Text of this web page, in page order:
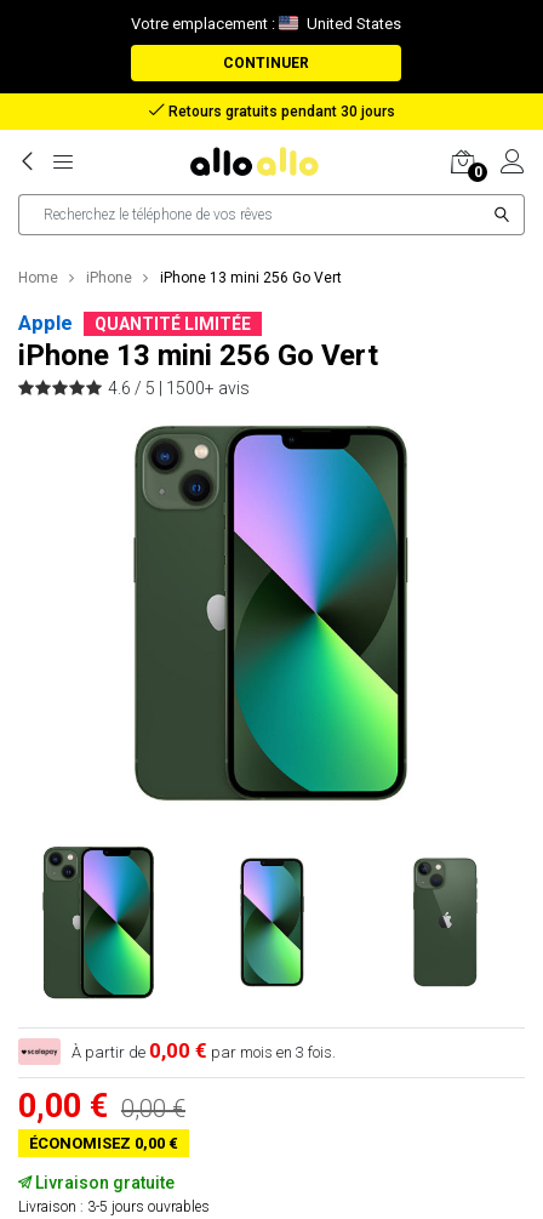
Votre emplacement : United States
CONTINUER
Remboursement en cas de perte de colis
0
Home iPhone iPhone 13 mini 256 Go Vert
Apple QUANTITÉ LIMITÉE
iPhone 13 mini 256 Go Vert
4.6 / 5 | 1500+ avis
À partir de 0,00 € par mois en 3 fois.
0,00 € 0,00 €
ÉCONOMISEZ 0,00 €
Livraison gratuite
Livraison : 3-5 jours ouvrables